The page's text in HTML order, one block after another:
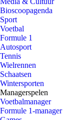
Bioscoopagenda
Sport
Voetbal
Formule 1
Autosport
Tennis
Wielrennen
Schaatsen
Wintersporten
Managerspelen
Voetbalmanager
Formule 1-manager